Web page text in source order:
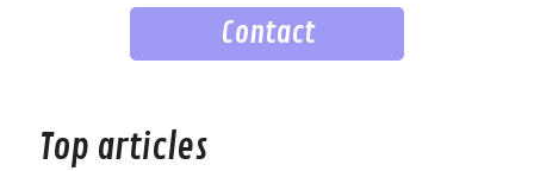
Contact
Top articles